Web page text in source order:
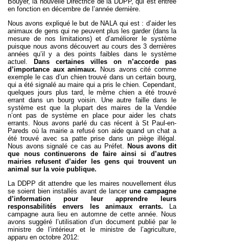
en fonction en décembre de l’année dernière.
Nous avons expliqué le but de NALA qui est : d’aider les
animaux de gens qui ne peuvent plus les garder (dans la
mesure de nos limitations) et d’améliorer le système
puisque nous avons découvert au cours des 3 dernières
années qu’il y a des points faibles dans le système
actuel.
Dans certaines villes on n’accorde pas
d’importance aux animaux. Nous avons cité comme
exemple le cas d’un chien trouvé dans un certain bourg,
qui a été signalé au maire qui a pris le chien. Cependant,
quelques jours plus tard, le même chien a été trouvé
errant dans un bourg voisin. Une autre faille dans le
système est que la plupart des maires de la Vendée
n’ont pas de système en place pour aider les chats
errants. Nous avons parlé du cas récent à St Paul-en-
Pareds où la mairie a refusé son aide quand un chat a
été trouvé avec sa patte prise dans un piège illégal.
Nous avons signalé ce cas au Préfet. Nous avons dit
que nous continuerons de faire ainsi si d’autres
mairies refusent d’aider les gens qui trouvent un
animal sur la voie publique.
La DDPP dit attendre que les maires nouvellement élus
se soient bien installés avant de lancer une campagne
d’information pour leur apprendre leurs
responsabilités envers les animaux errants. La
campagne aura lieu en automne de cette année. Nous
avons suggéré l’utilisation d’un document publié par le
ministre de l’intérieur et le ministre de l’agriculture,
apparu en octobre 2012: